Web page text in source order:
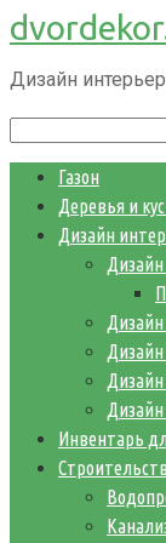
Перейти
к
контенту
Дизайн
Газон
Деревья и
Дизайн
Дизайн
Дизайн
Инвентарь